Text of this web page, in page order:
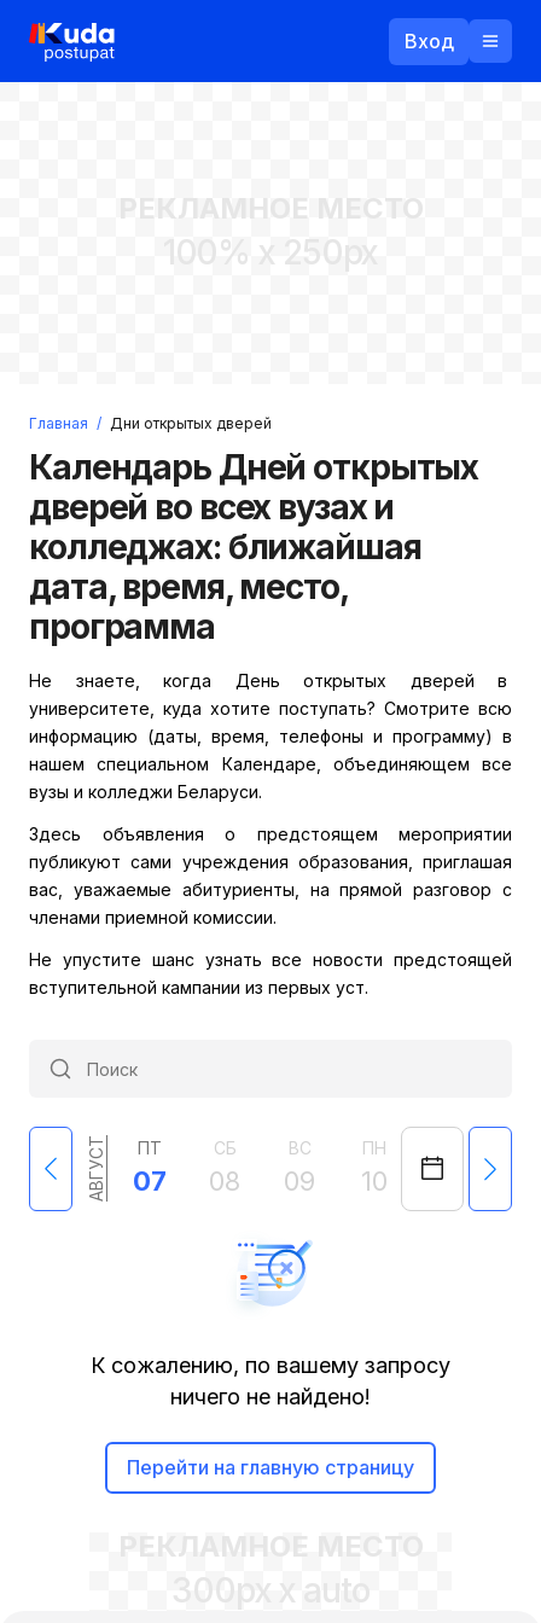
Вход
Войти
Регистрация
Прислать пароль
РЕКЛАМНОЕ МЕСТО
100% x 250px
Главная / Дни открытых дверей
Календарь Дней открытых
дверей во всех вузах и
колледжах: ближайшая
дата, время, место,
программа
Не знаете, когда День открытых дверей в
университете, куда хотите поступать? Смотрите всю
информацию (даты, время, телефоны и программу) в
нашем специальном Календаре, объединяющем все
вузы и колледжи Беларуси.
Здесь объявления о предстоящем мероприятии
публикуют сами учреждения образования, приглашая
вас, уважаемые абитуриенты, на прямой разговор с
членами приемной комиссии.
Не упустите шанс узнать все новости предстоящей
вступительной кампании из первых уст.
АВГУСТ ПТ
07
СБ
08
ВС
09
ПН
10 11
К сожалению, по вашему запросу
ничего не найдено!
Перейти на главную страницу
РЕКЛАМНОЕ МЕСТО
300px x auto